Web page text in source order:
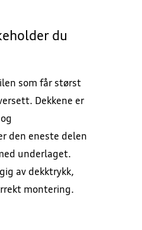
du
som får størst
Dekkene er
den eneste delen
underlaget.
av dekktrykk,
montering.